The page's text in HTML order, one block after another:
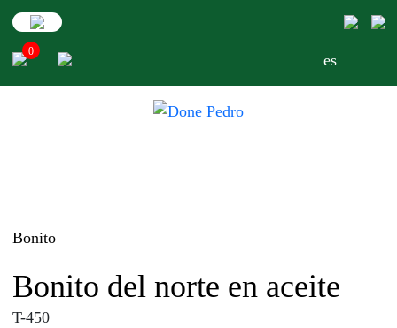
Skip
content
0 es
Bonito
Bonito del norte en aceite
T-450